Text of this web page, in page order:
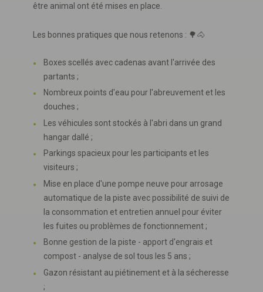
être animal ont été mises en place.
Les bonnes pratiques que nous retenons : 🌳🐴
Boxes scellés avec cadenas avant l'arrivée des
partants ;
Nombreux points d'eau pour l'abreuvement et les
douches ;
Les véhicules sont stockés à l'abri dans un grand
hangar dallé ;
Parkings spacieux pour les participants et les
visiteurs ;
Mise en place d'une pompe neuve pour arrosage
automatique de la piste avec possibilité de suivi de
la consommation et entretien annuel pour éviter
les fuites ou problèmes de fonctionnement ;
Bonne gestion de la piste - apport d'engrais et
compost - analyse de sol tous les 5 ans ;
Gazon résistant au piétinement et à la sécheresse
;